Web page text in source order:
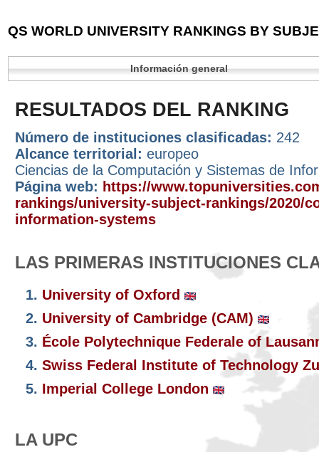
QS WORLD UNIVERSITY RANKINGS BY
Información general
RESULTADOS DEL RANKING
Número de instituciones clasificadas: 242
Alcance territorial: europeo
Ciencias de la Computación y Sistemas de
Página web: https://
rankings/university-subject-rankings/2020/
information-systems
LAS PRIMERAS INSTITUCIONES
1. University of Oxford
2. University of Cambridge (CAM)
3. École Polytechnique Federale of
4. Swiss Federal Institute of Technology
5. Imperial College London
LA UPC